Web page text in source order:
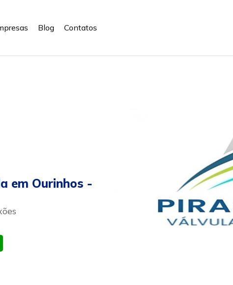
Blog Contatos
em Ourinhos -